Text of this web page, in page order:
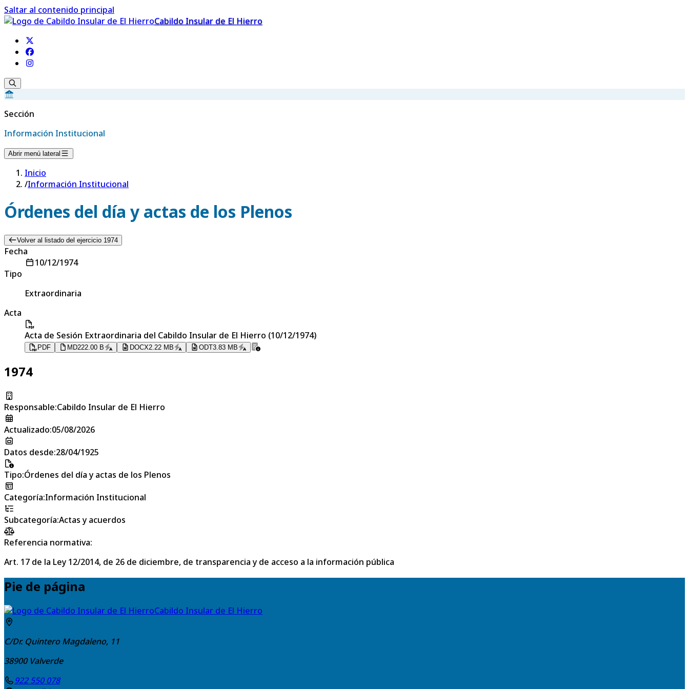
Saltar al contenido principal
Cabildo Insular de El Hierro
Sección
Información Institucional
Abrir menú lateral
Inicio
/Información Institucional
Órdenes del día y actas de los Plenos
Volver al listado del ejercicio 1974
Fecha
10/12/1974
Tipo
Extraordinaria
Acta
Acta de Sesión Extraordinaria del Cabildo Insular de El Hierro (10/12/1974)
PDF MD222.00 B DOCX2.22 MB ODT3.83 MB
1974
Responsable:Cabildo Insular de El Hierro
Actualizado:05/08/2026
Datos desde:28/04/1925
Tipo:Órdenes del día y actas de los Plenos
Categoría:Información Institucional
Subcategoría:Actas y acuerdos
Referencia normativa:
Art. 17 de la Ley 12/2014, de 26 de diciembre, de transparencia y de acceso a la información pública
Pie de página
Cabildo Insular de El Hierro
C/Dr. Quintero Magdaleno, 11
38900 Valverde
922 550 078